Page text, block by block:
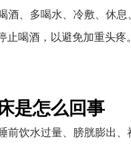
酒、多喝水、冷敷、休
止喝酒，以避免加重头
是怎么回事
前饮水过量、膀胱膨出